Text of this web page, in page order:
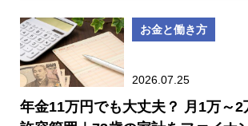
お金と働き方
2026.07.25
年金11万円でも大丈夫？ 月1万～2